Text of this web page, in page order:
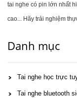
tai nghe có pin lớn nhất
cao... Hãy trải nghiệm
Danh mục
Tai nghe học trực
Tai nghe bluetooth